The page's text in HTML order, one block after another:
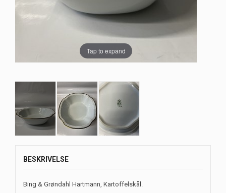
Tap to expand
BESKRIVELSE
Bing & Grøndahl Hartmann, Kartoffelskål.